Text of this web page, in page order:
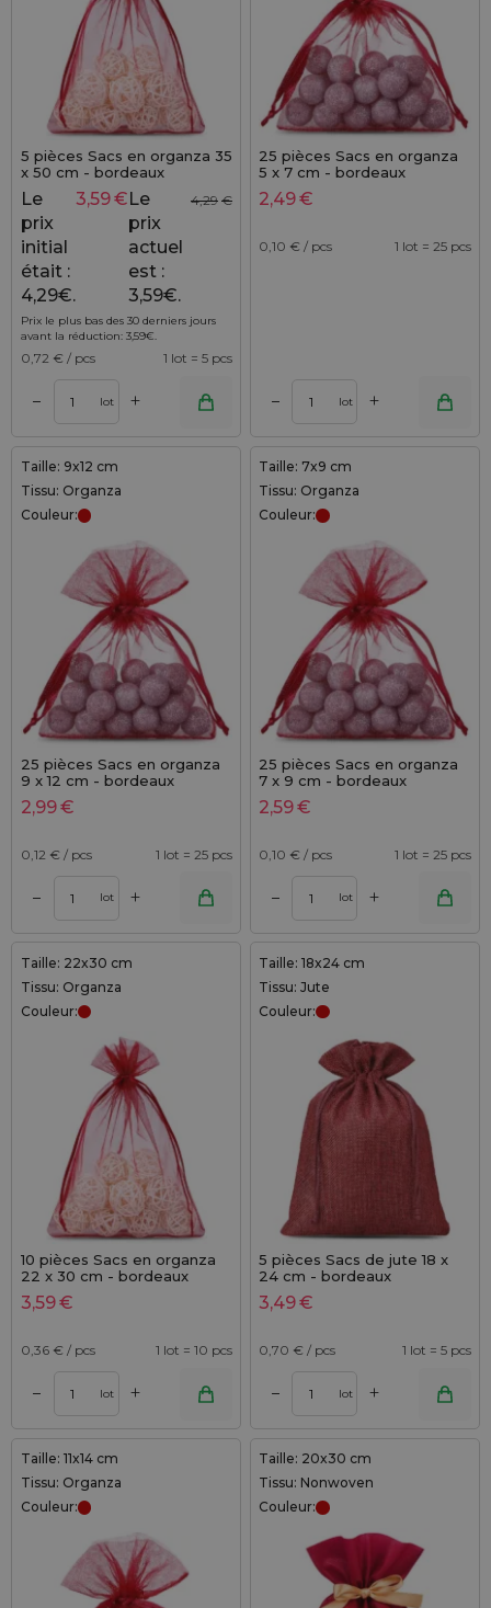
5 pièces Sacs en organza 35
x 50 cm - bordeaux
4,29 €
Le
prix
initial
était :
4,29€.
3,59€ Le
prix
actuel
est :
3,59€.
Prix le plus bas des 30 derniers jours
avant la réduction: 3,59€.
0,72 € / pcs 1 lot = 5 pcs
– lot +
25 pièces Sacs en organza
5 x 7 cm - bordeaux
2,49€
0,10 € / pcs 1 lot = 25 pcs
– lot +
Taille: 9x12 cm
Tissu: Organza
Couleur:
25 pièces Sacs en organza
9 x 12 cm - bordeaux
2,99€
0,12 € / pcs 1 lot = 25 pcs
– lot +
Taille: 7x9 cm
Tissu: Organza
Couleur:
25 pièces Sacs en organza
7 x 9 cm - bordeaux
2,59€
0,10 € / pcs 1 lot = 25 pcs
– lot +
Taille: 22x30 cm
Tissu: Organza
Couleur:
10 pièces Sacs en organza
22 x 30 cm - bordeaux
3,59€
0,36 € / pcs 1 lot = 10 pcs
– lot +
Taille: 18x24 cm
Tissu: Jute
Couleur:
5 pièces Sacs de jute 18 x
24 cm - bordeaux
3,49€
0,70 € / pcs 1 lot = 5 pcs
– lot +
Taille: 11x14 cm
Tissu: Organza
Couleur:
Taille: 20x30 cm
Tissu: Nonwoven
Couleur: